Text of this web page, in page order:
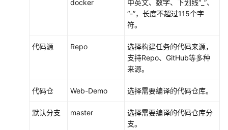
docker
中英文、数字、下划线“_”、
“-”，长度不超过115个字
符。
代码源 Repo
选择构建任务的代码来源，
支持Repo、GitHub等多种
来源。
代码仓 Web-Demo 选择需要编译的代码仓库。
默认分支 master
选择需要编译的代码仓库分
支。